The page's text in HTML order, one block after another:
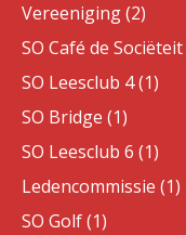
Vereeniging (2)
SO Café de Sociëteit
SO Leesclub 4 (1)
SO Bridge (1)
SO Leesclub 6 (1)
Ledencommissie (1)
SO Golf (1)